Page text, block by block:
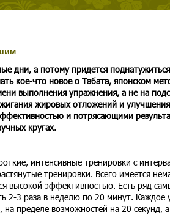
дни, а потому придется
кое-что новое о Табата, японском
выполнения упражнения, а не на
жировых отложений и
и потрясающими
кругах.
интенсивные тренировки с
тренировки. Всего имеется
высокой эффективностью. Есть ряд
2-3 раза в неделю по 20 минут. Каждое
пределе возможностей на 20 секунд,